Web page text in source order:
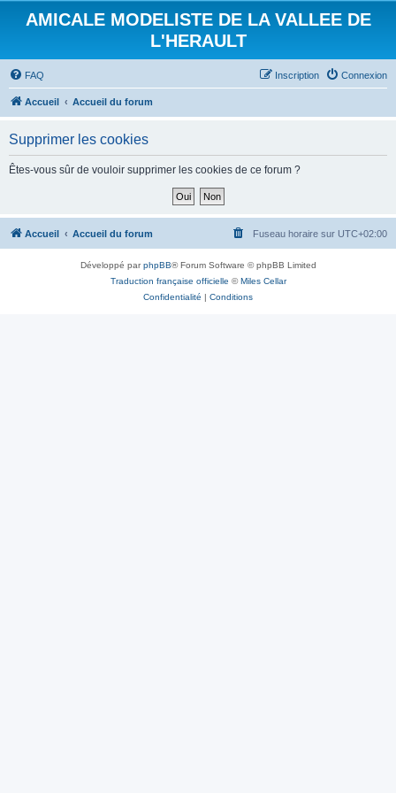
AMICALE MODELISTE DE LA VALLEE DE
L'HERAULT
FAQ Connexion
Inscription
Accueil Accueil du forum
Supprimer les cookies
Êtes-vous sûr de vouloir supprimer les cookies de ce forum ?
Accueil Accueil du forum Fuseau horaire sur UTC+02:00
Développé parphpBB® Forum Software © phpBB Limited
Traduction française officielle ©Miles Cellar
Confidentialité | Conditions